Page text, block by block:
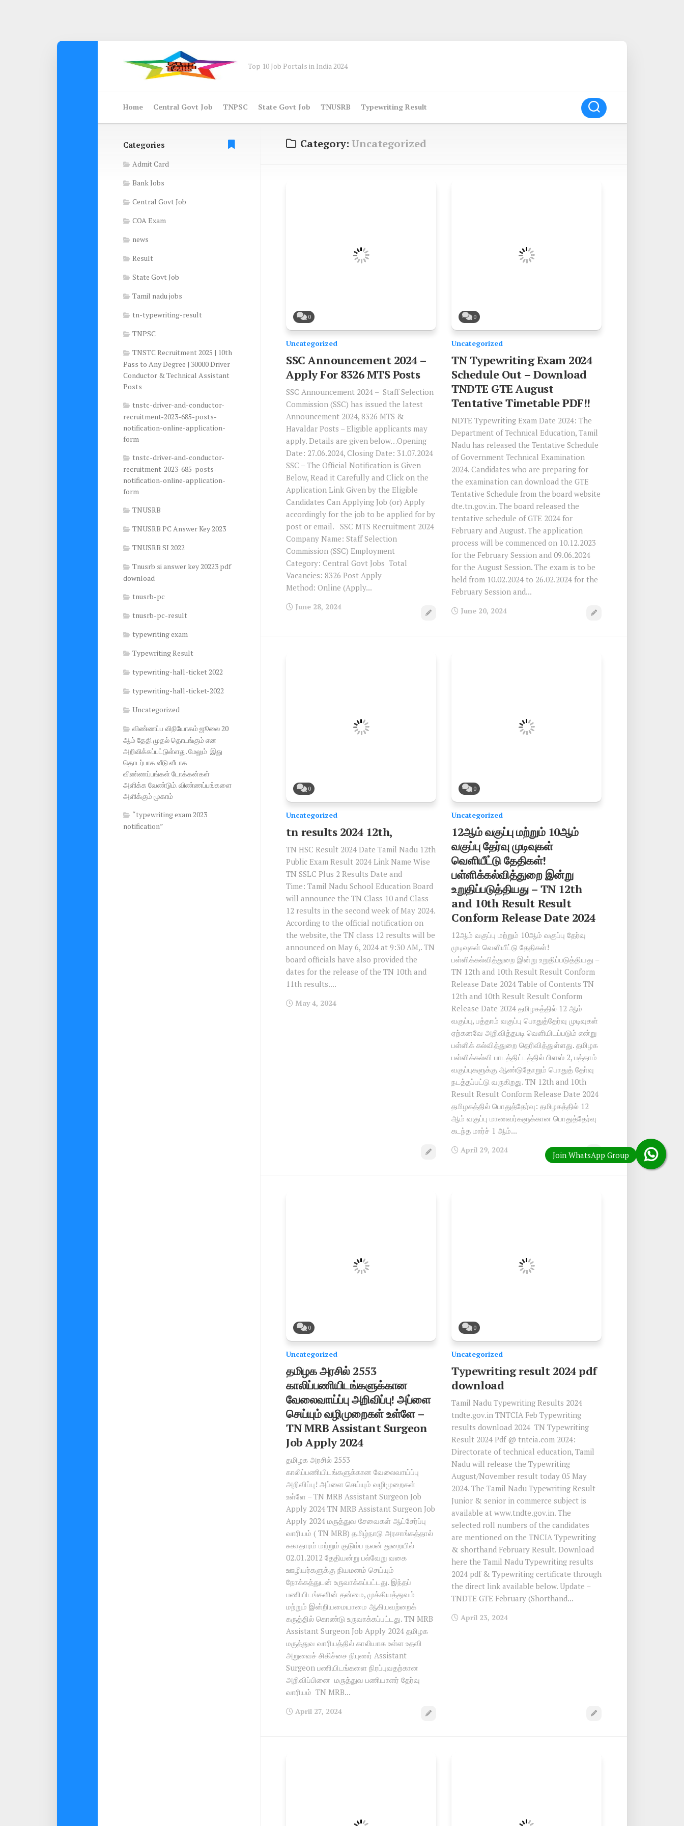
Top 10 Job Portals in India 2024
Home Central Govt Job TNPSC State Govt Job TNUSRB Typewriting Result
Category: Uncategorized
0
Uncategorized
SSC Announcement 2024 –
Apply For 8326 MTS Posts
SSC Announcement 2024 – Staff Selection
Commission (SSC) has issued the latest
Announcement 2024, 8326 MTS &
Havaldar Posts – Eligible applicants may
apply. Details are given below…Opening
Date: 27.06.2024, Closing Date: 31.07.2024
SSC – The Official Notification is Given
Below, Read it Carefully and Click on the
Application Link Given by the Eligible
Candidates Can Applying Job (or) Apply
accordingly for the job to be applied for by
post or email. SSC MTS Recruitment 2024
Company Name: Staff Selection
Commission (SSC) Employment
Category: Central Govt Jobs Total
Vacancies: 8326 Post Apply
Method: Online (Apply...
June 28, 2024
0
Uncategorized
TN Typewriting Exam 2024
Schedule Out – Download
TNDTE GTE August
Tentative Timetable PDF!!
NDTE Typewriting Exam Date 2024: The
Department of Technical Education, Tamil
Nadu has released the Tentative Schedule
of Government Technical Examination
2024. Candidates who are preparing for
the examination can download the GTE
Tentative Schedule from the board website
dte.tn.gov.in. The board released the
tentative schedule of GTE 2024 for
February and August. The application
process will be commenced on 10.12.2023
for the February Session and 09.06.2024
for the August Session. The exam is to be
held from 10.02.2024 to 26.02.2024 for the
February Session and...
June 20, 2024
0
Uncategorized
tn results 2024 12th,
TN HSC Result 2024 Date Tamil Nadu 12th
Public Exam Result 2024 Link Name Wise
TN SSLC Plus 2 Results Date and
Time: Tamil Nadu School Education Board
will announce the TN Class 10 and Class
12 results in the second week of May 2024.
According to the official notification on
the website, the TN class 12 results will be
announced on May 6, 2024 at 9:30 AM,. TN
board officials have also provided the
dates for the release of the TN 10th and
11th results....
May 4, 2024
0
Uncategorized
12ஆம் வகுப்பு மற்றும் 10ஆம்
வகுப்பு தேர்வு முடிவுகள்
வெளியீட்டு தேதிகள்!
பள்ளிக்கல்வித்துறை இன்று
உறுதிப்படுத்தியது – TN 12th
and 10th Result Result
Conform Release Date 2024
12ஆம் வகுப்பு மற்றும் 10ஆம் வகுப்பு தேர்வு
முடிவுகள் வெளியீட்டு தேதிகள்!
பள்ளிக்கல்வித்துறை இன்று உறுதிப்படுத்தியது –
TN 12th and 10th Result Result Conform
Release Date 2024 Table of Contents TN
12th and 10th Result Result Conform
Release Date 2024 தமிழகத்தில் 12 ஆம்
வகுப்பு, பத்தாம் வகுப்பு பொதுத்தேர்வு முடிவுகள்
ஏற்கனவே அறிவித்தபடி வெளியிடப்படும் என்று
பள்ளிக் கல்வித்துறை தெரிவித்துள்ளது. தமிழக
பள்ளிக்கல்வி பாடத்திட்டத்தில் பிளஸ் 2, பத்தாம்
வகுப்புகளுக்கு ஆண்டுதோறும் பொதுத் தோ்வு
நடத்தப்பட்டு வருகிறது. TN 12th and 10th
Result Result Conform Release Date 2024
தமிழகத்தில் பொதுத்தேர்வு: தமிழகத்தில் 12
ஆம் வகுப்பு மாணவர்களுக்கான பொதுத்தேர்வு
கடந்த மார்ச் 1 ஆம்...
April 29, 2024
0
Uncategorized
தமிழக அரசில் 2553
காலிப்பணியிடங்களுக்கான
வேலைவாய்ப்பு அறிவிப்பு! அப்ளை
செய்யும் வழிமுறைகள் உள்ளே –
TN MRB Assistant Surgeon
Job Apply 2024
தமிழக அரசில் 2553
காலிப்பணியிடங்களுக்கான வேலைவாய்ப்பு
அறிவிப்பு! அப்ளை செய்யும் வழிமுறைகள்
உள்ளே – TN MRB Assistant Surgeon Job
Apply 2024 TN MRB Assistant Surgeon Job
Apply 2024 மருத்துவ சேவைகள் ஆட்சேர்ப்பு
வாரியம் ( TN MRB) தமிழ்நாடு அரசாங்கத்தால்
சுகாதாரம் மற்றும் குடும்ப நலன் துறையில்
02.01.2012 தேதியன்று பல்வேறு வகை
ஊழியர்களுக்கு நியமனம் செய்யும்
நோக்கத்துடன் உருவாக்கப்பட்டது. இந்தப்
பணியிடங்களின் தன்மை, முக்கியத்துவம்
மற்றும் இன்றியமையாமை ஆகியவற்றைக்
கருத்தில் கொண்டு உருவாக்கப்பட்டது. TN MRB
Assistant Surgeon Job Apply 2024 தமிழக
மருத்துவ வாரியத்தில் காலியாக உள்ள உதவி
அறுவைச் சிகிச்சை நிபுணர் Assistant
Surgeon பணியிடங்களை நிரப்புவதற்கான
அறிவிப்பினை மருத்துவ பணியாளர் தேர்வு
வாரியம் TN MRB...
April 27, 2024
0
Uncategorized
Typewriting result 2024 pdf
download
Tamil Nadu Typewriting Results 2024
tndte.gov.in TNTCIA Feb Typewriting
results download 2024 TN Typewriting
Result 2024 Pdf @ tntcia.com 2024:
Directorate of technical education, Tamil
Nadu will release the Typewriting
August/November result today 05 May
2024. The Tamil Nadu Typewriting Result
Junior & senior in commerce subject is
available at www.tndte.gov.in. The
selected roll numbers of the candidates
are mentioned on the TNCIA Typewriting
& shorthand February Result. Download
here the Tamil Nadu Typewriting results
2024 pdf & Typewriting certificate through
the direct link available below. Update –
TNDTE GTE February (Shorthand...
April 23, 2024
Categories
Admit Card
Bank Jobs
Central Govt Job
COA Exam
news
Result
State Govt Job
Tamil nadu jobs
tn-typewriting-result
TNPSC
TNSTC Recruitment 2025 | 10th
Pass to Any Degree | 30000 Driver
Conductor & Technical Assistant
Posts
tnstc-driver-and-conductor-
recruitment-2023-685-posts-
notification-online-application-
form
tnstc-driver-and-conductor-
recruitment-2023-685-posts-
notification-online-application-
form
TNUSRB
TNUSRB PC Answer Key 2023
TNUSRB SI 2022
Tnusrb si answer key 20223 pdf
download
tnusrb-pc
tnusrb-pc-result
typewriting exam
Typewriting Result
typewriting-hall-ticket 2022
typewriting-hall-ticket-2022
Uncategorized
விண்ணப்ப விநியோகம் ஜூலை 20
ஆம் தேதி முதல் தொடங்கும் என
அறிவிக்கப்பட்டுள்ளது. மேலும் இது
தொடர்பாக வீடு வீடாக
விண்ணப்பங்கள் டோக்கன்கள்
அளிக்க வேண்டும். விண்ணப்பங்களை
அளிக்கும் முகாம்
“typewriting exam 2023
notification”